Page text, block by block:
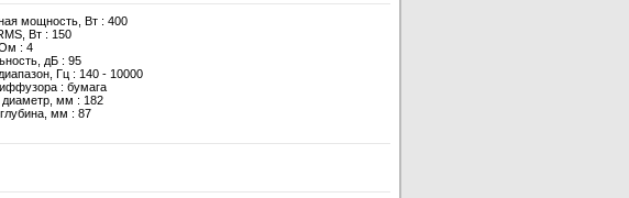
мощность, Вт : 400
Вт : 150
: 4
дБ : 95
Гц : 140 - 10000
: бумага
мм : 182
мм : 87